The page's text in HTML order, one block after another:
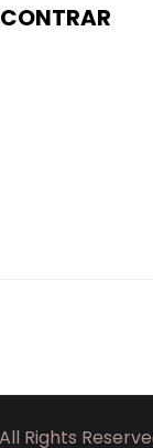
Rights